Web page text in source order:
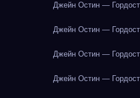
Джейн Остин —
Джейн Остин —
Джейн Остин —
Джейн Остин —